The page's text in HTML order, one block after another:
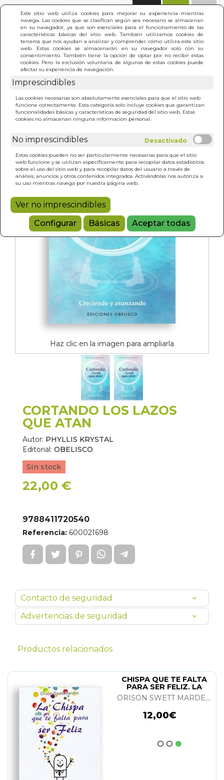
Este sitio web utiliza cookies para mejorar su experiencia mientras
navega. Las cookies que se clasifican según sea necesario se almacenan
en su navegador, ya que son esenciales para el funcionamiento de las
características básicas del sitio web. También utilizamos cookies de
terceros que nos ayudan a analizar y comprender cómo utiliza este sitio
web. Estas cookies se almacenarán en su navegador solo con su
consentimiento. También tiene la opción de optar por no recibir estas
cookies. Pero la exclusión voluntaria de algunas de estas cookies puede
afectar su experiencia de navegación.
Imprescindibles
Las cookies necesarias son absolutamente esenciales para que el sitio web
funcione correctamente. Esta categoría solo incluye cookies que garantizan
funcionalidades básicas y características de seguridad del sitio web. Estas
cookies no almacenan ninguna información personal.
No imprescindibles
Estas cookies pueden no ser particularmente necesarias para que el sitio
web funcione y se utilizan específicamente para recopilar datos estadísticos
sobre el uso del sitio web y para recopilar datos del usuario a través de
análisis, anuncios y otros contenidos integrados. Activándolas nos autoriza a
su uso mientras navega por nuestra página web.
Ver no imprescindibles
Configurar
Básicas Aceptar todas
INICIO >
Haz clic en la imagen para ampliarla
CORTANDO LOS LAZOS
QUE ATAN
Autor: PHYLLIS KRYSTAL
Editorial: OBELISCO
Sin stock
22,00 €
9788411720540
Referencia: 600021698
Contacto de seguridad
Advertencias de seguridad
Productos relacionados
CHISPA QUE TE FALTA
PARA SER FELIZ. LA
ORISON SWETT MARDEN
12,00€